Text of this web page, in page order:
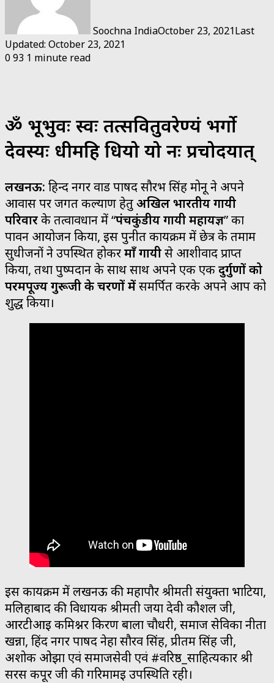
Soochna IndiaOctober 23, 2021Last
Updated: October 23, 2021
093 1 minute read
ॐ भूर्भुवः स्वः तत्सवितुर्वरेण्यं भर्गो
देवस्यः धीमहि धियो यो नः प्रचोदयात्
लखनऊ: हिन्द नगर वार्ड पार्षद सौरभ सिंह मोनू ने अपने
आवास पर जगत कल्याण हेतुअखिल भारतीय गायत्री
परिवारके तत्वावधान में “पंचकुंडीय गायत्री महायज्ञ” का
पावन आयोजन किया, इस पुनीत कार्यक्रम में छेत्र के तमाम
सुधीजनों ने उपस्थित होकरमाँ गायत्रीसे आशीर्वाद प्राप्त
किया, तथा पुष्पदान के साथ साथ अपने एक एकदुर्गुणों को
परमपूज्य गुरूजी के चरणों मेंसमर्पित करके अपने आप को
शुद्ध किया।
इस कार्यक्रम में लखनऊ की महापौर श्रीमती संयुक्ता भाटिया,
मलिहाबाद की विधायक श्रीमती जया देवी कौशल जी,
आरटीआई कमिश्नर किरण बाला चौधरी, समाज सेविका नीता
खन्ना, हिंद नगर पार्षद नेहा सौरव सिंह, प्रीतम सिंह जी,
अशोक ओझा एवं समाजसेवी एवं #वरिष्ठ_साहित्यकार श्री
सरस कपूर जी की गरिमामई उपस्थिति रही।